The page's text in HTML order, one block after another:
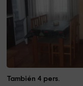
También 4 pers.